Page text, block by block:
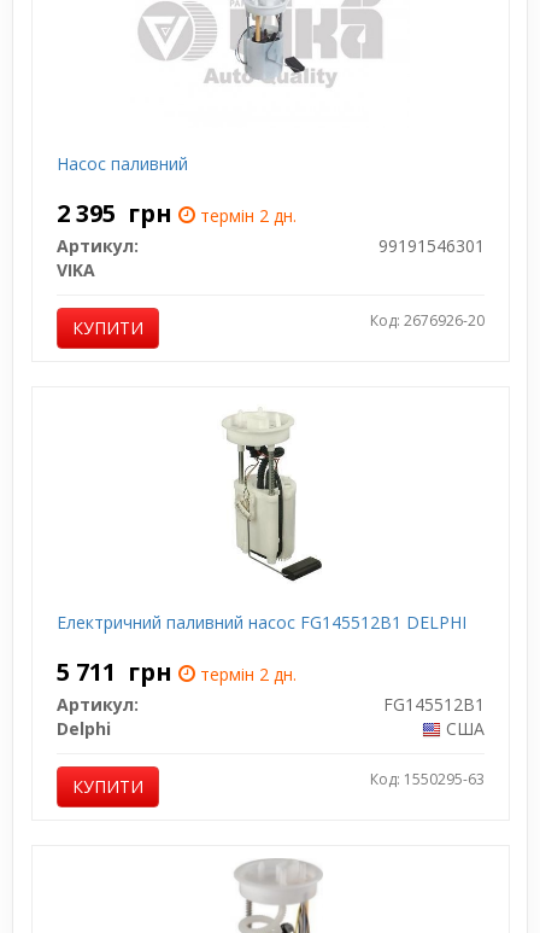
Насос паливний
2 395 грн
термін 2 дн.
Артикул:
99191546301
VIKA
КУПИТИ Код: 2676926-20
Електричний паливний насос FG145512B1 DELPHI
5 711 грн
термін 2 дн.
Артикул:
FG145512B1
Delphi
США
КУПИТИ Код: 1550295-63